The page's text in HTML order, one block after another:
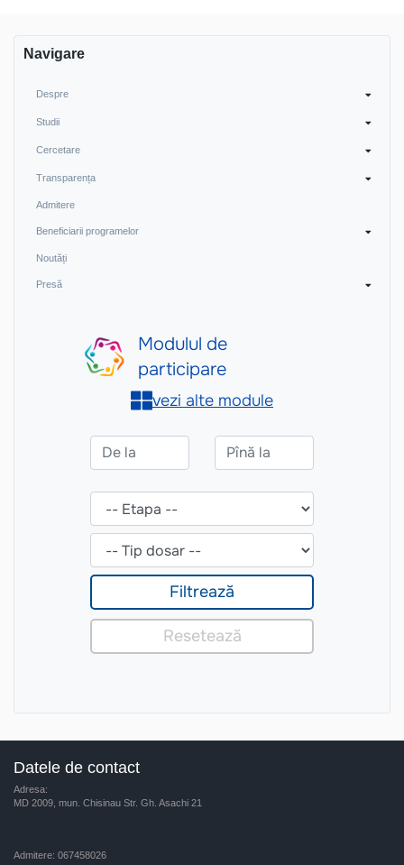
Navigare
Despre
Studii
Cercetare
Transparența
Admitere
Beneficiarii programelor
Noutăți
Presă
Datele de contact
Adresa:
MD 2009, mun. Chisinau Str. Gh. Asachi 21
Admitere: 067458026